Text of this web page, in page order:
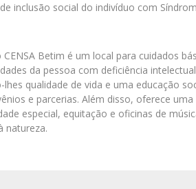
inclusão social do indivíduo com
Betim é um local para cuidados
da pessoa com deficiência
qualidade de vida e uma educação
e parcerias. Além disso, oferece
especial, equitação e oficinas de
natureza.